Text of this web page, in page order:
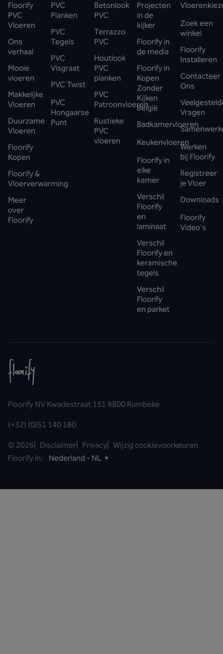
Floorify
PVC
Vloeren
Ons
verhaal
Mooie
vloeren
Makkelijke
Vloeren
Duurzame
Vloeren
Floorify
Kopen
Floorify &
Vloerverwarming
Meer
over
Floorify
PVC
Planken
PVC
Tegels
PVC
Visgraat
PVC Twist
PVC
Hongaarse
Punt
Betonlook
PVC
Terrazzo
PVC
Houtlook
PVC
planken
PVC
Patroonvloeren
Rustieke
PVC
vloeren
Projecten
in de
kijker
Floorify in
de media
Floorify in
Kopen
Zonder
Kijken
België
Badkamervloeren
Keukenvloeren
Floorify in
elke
kamer
Verschil
Floorify
en
laminaat
Verschil
Floorify en
keramische
tegels
Verschil
Floorify
en parket
Zoek een
winkel
Floorify
Installeren
Contacteer
Ons
Vragen
Werken
bij Floorify
Registreer
je Vloer
Downloads
Floorify
Video's
Floorify NV Kwadestraat 151 8800 Rumbeke
(+32) (0)51 140 180
© 2026 Disclaimer Privacy
Wijzig cookievoorkeuren
Floorify in:
Nederland - NL ▼